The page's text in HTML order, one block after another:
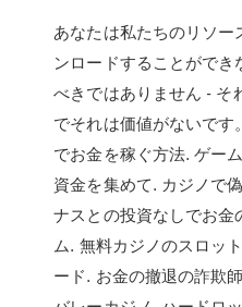
あなたは私たちのリソー
ンロードすることがで
べきではありません - そ
でそれは価値がないで
でお金を稼ぐ方法. ゲー
資金を集めて. カジノで
ナスとの投資なしでお金
ム. 無料カジノのスロッ
ード. お金の撤退の詐欺